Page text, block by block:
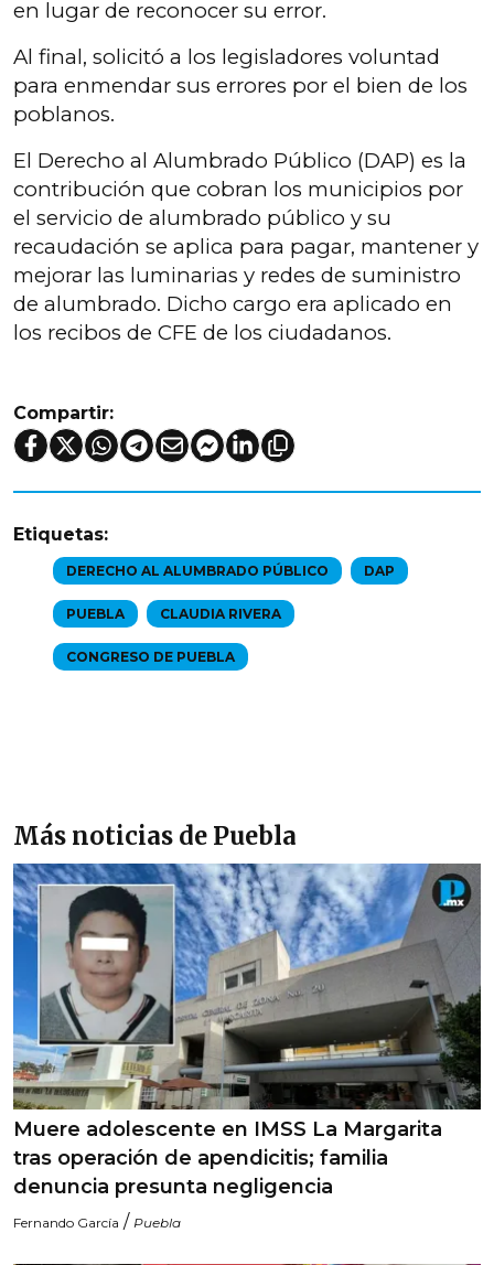
en lugar de reconocer su error.
Al final, solicitó a los legisladores voluntad
para enmendar sus errores por el bien de los
poblanos.
El Derecho al Alumbrado Público (DAP) es la
contribución que cobran los municipios por
el servicio de alumbrado público y su
recaudación se aplica para pagar, mantener y
mejorar las luminarias y redes de suministro
de alumbrado. Dicho cargo era aplicado en
los recibos de CFE de los ciudadanos.
Compartir:
Etiquetas:
DERECHO AL ALUMBRADO PÚBLICO DAP
PUEBLA CLAUDIA RIVERA
CONGRESO DE PUEBLA
Más noticias de Puebla
Muere adolescente en IMSS La Margarita
tras operación de apendicitis; familia
denuncia presunta negligencia
Fernando García / Puebla